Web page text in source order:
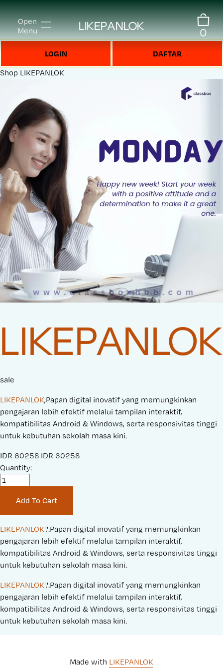
Open
Menu
LIKEPANLOK 0
LOGIN DAFTAR
Shop LIKEPANLOK
LIKEPANLOK
sale
LIKEPANLOK,Papan digital inovatif yang memungkinkan
pengajaran lebih efektif melalui tampilan interaktif,
kompatibilitas Android & Windows, serta responsivitas tinggi
untuk kebutuhan sekolah masa kini.
S
a
r
i
c
e
:
IDR 60258 O
i
n
a
l
P
r
c
e
:
IDR 60258
Quantity:
Add To Cart
LIKEPANLOK','.Papan digital inovatif yang memungkinkan
pengajaran lebih efektif melalui tampilan interaktif,
kompatibilitas Android & Windows, serta responsivitas tinggi
untuk kebutuhan sekolah masa kini.
LIKEPANLOK','.Papan digital inovatif yang memungkinkan
pengajaran lebih efektif melalui tampilan interaktif,
kompatibilitas Android & Windows, serta responsivitas tinggi
untuk kebutuhan sekolah masa kini.
Made with LIKEPANLOK